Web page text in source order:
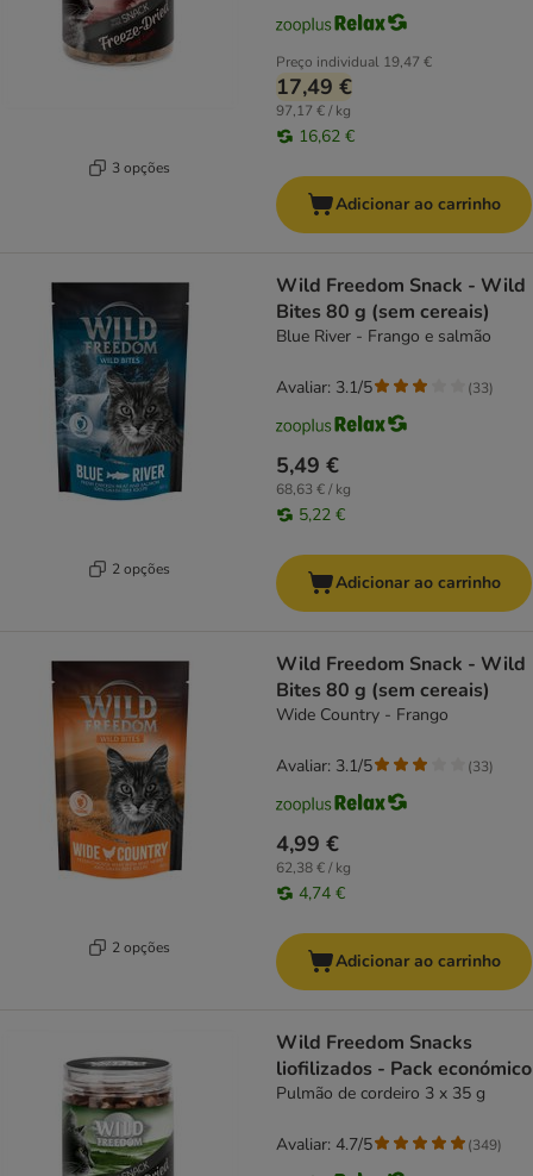
3 opções
Preço individual 19,47 €
17,49 €
97,17 € / kg
16,62 €
Adicionar ao carrinho
2 opções
Wild Freedom Snack - Wild
Bites 80 g (sem cereais)
Blue River - Frango e salmão
5,49 €
68,63 € / kg
5,22 €
Avaliar: 3.1/5 (33)
Adicionar ao carrinho
2 opções
Wild Freedom Snack - Wild
Bites 80 g (sem cereais)
Wide Country - Frango
4,99 €
62,38 € / kg
4,74 €
Avaliar: 3.1/5 (33)
Adicionar ao carrinho
Wild Freedom Snacks
liofilizados - Pack económico
Pulmão de cordeiro 3 x 35 g
Avaliar: 4.7/5 (349)